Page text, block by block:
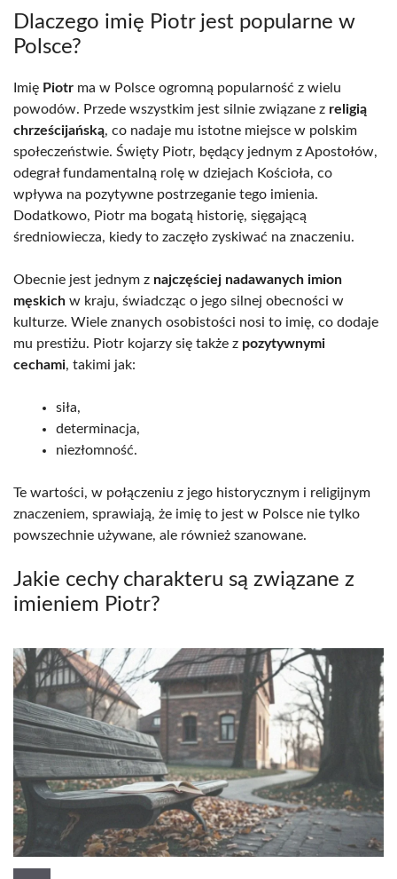
Dlaczego imię Piotr jest popularne w
Polsce?
Imię Piotr ma w Polsce ogromną popularność z wielu
powodów. Przede wszystkim jest silnie związane z religią
chrześcijańską, co nadaje mu istotne miejsce w polskim
społeczeństwie. Święty Piotr, będący jednym z Apostołów,
odegrał fundamentalną rolę w dziejach Kościoła, co
wpływa na pozytywne postrzeganie tego imienia.
Dodatkowo, Piotr ma bogatą historię, sięgającą
średniowiecza, kiedy to zaczęło zyskiwać na znaczeniu.
Obecnie jest jednym z najczęściej nadawanych imion
męskich w kraju, świadcząc o jego silnej obecności w
kulturze. Wiele znanych osobistości nosi to imię, co dodaje
mu prestiżu. Piotr kojarzy się także z pozytywnymi
cechami, takimi jak:
siła,
determinacja,
niezłomność.
Te wartości, w połączeniu z jego historycznym i religijnym
znaczeniem, sprawiają, że imię to jest w Polsce nie tylko
powszechnie używane, ale również szanowane.
Jakie cechy charakteru są związane z
imieniem Piotr?